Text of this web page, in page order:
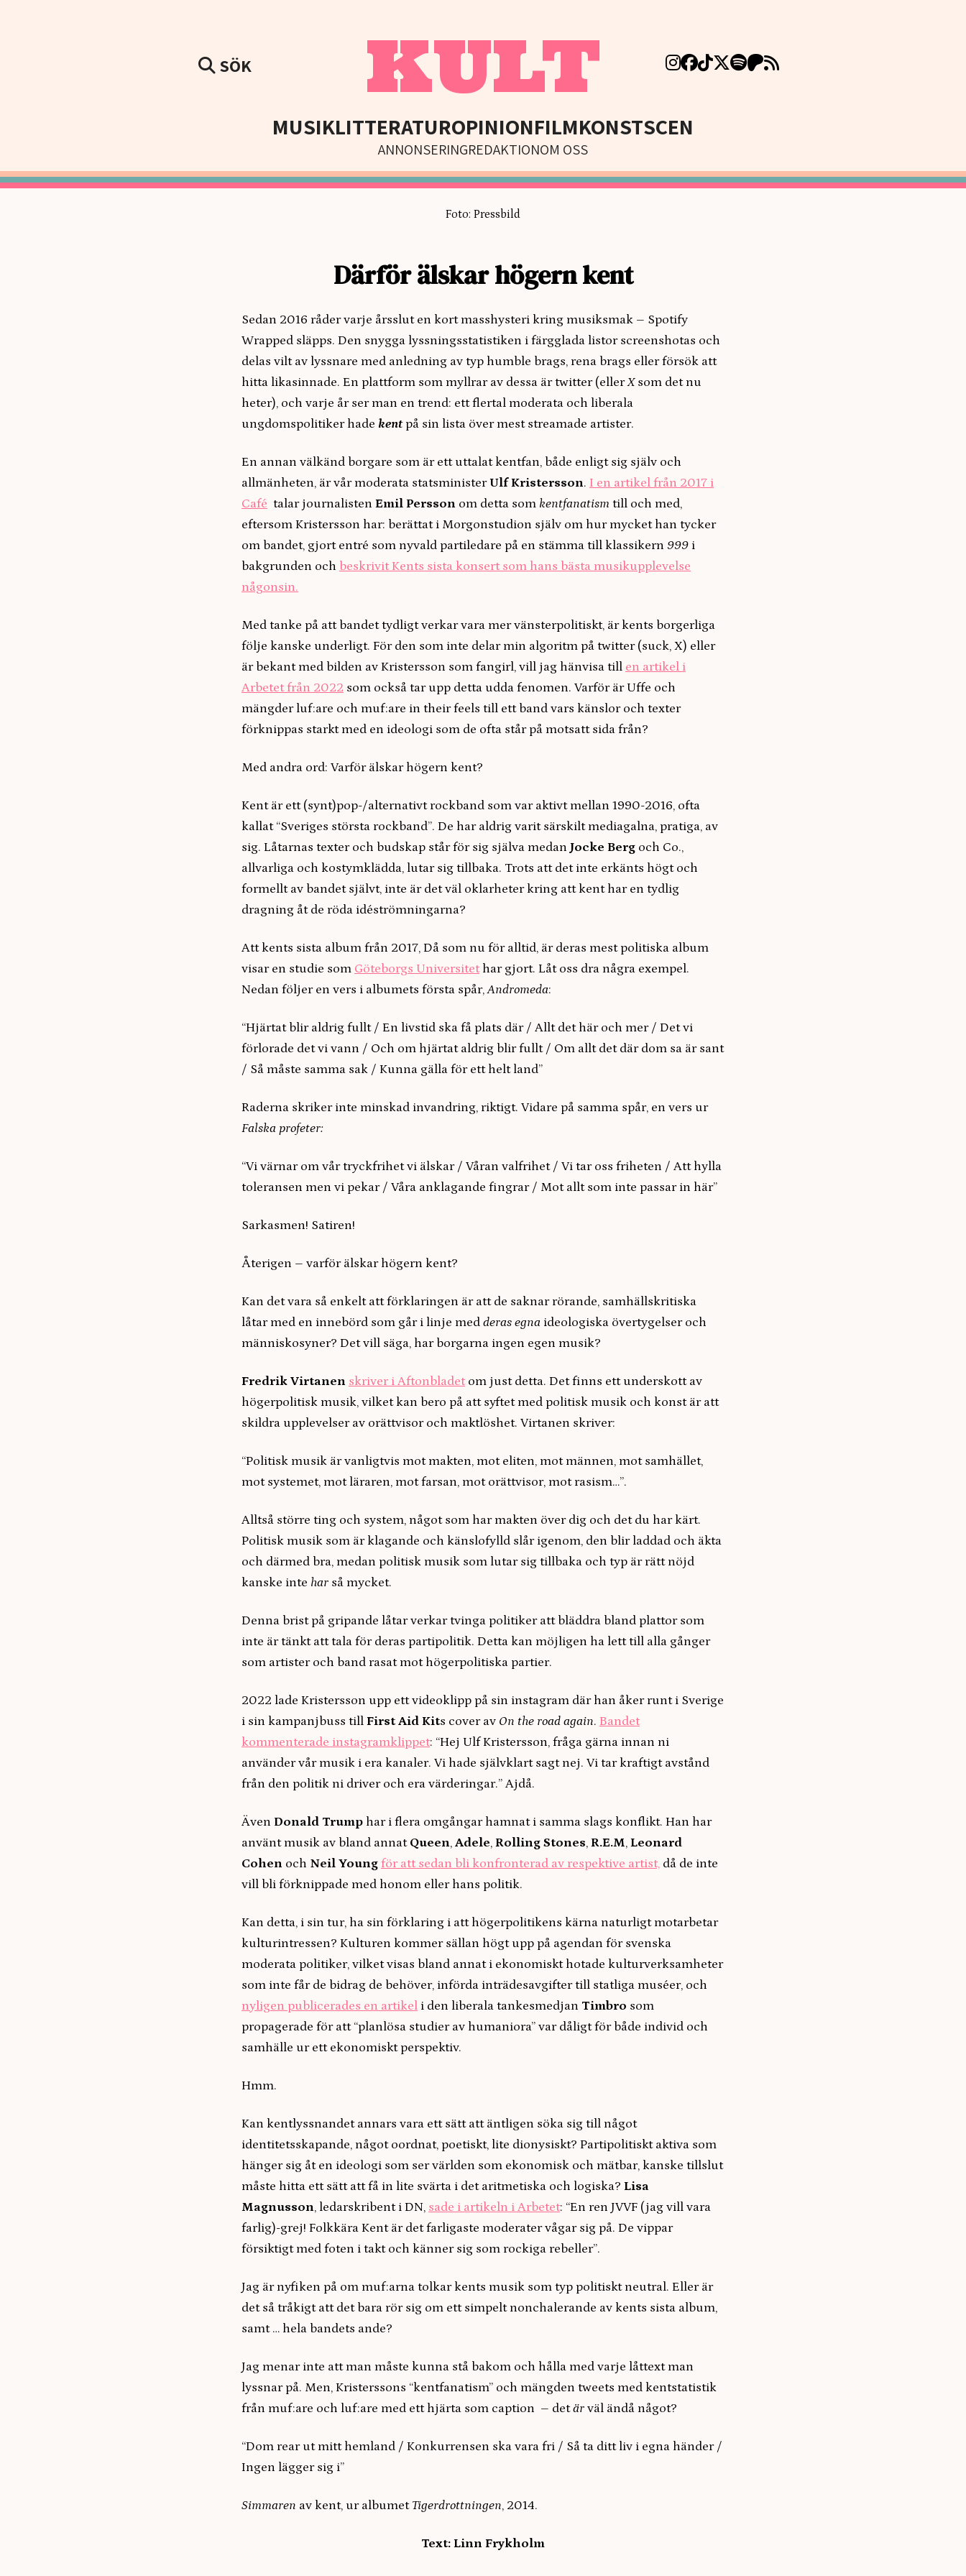
SÖK KULT
MUSIKLITTERATUROPINIONFILMKONSTSCEN
ANNONSERINGREDAKTIONOM OSS
Foto: Pressbild
Därför älskar högern kent
Sedan 2016 råder varje årsslut en kort masshysteri kring musiksmak – Spotify
Wrapped släpps. Den snygga lyssningsstatistiken i färgglada listor screenshotas och
delas vilt av lyssnare med anledning av typ humble brags, rena brags eller försök att
hitta likasinnade. En plattform som myllrar av dessa är twitter (ellerXsom det nu
heter), och varje år ser man en trend: ett flertal moderata och liberala
ungdomspolitiker hade kent på sin lista över mest streamade artister.
En annan välkänd borgare som är ett uttalat kentfan, både enligt sig själv och
allmänheten, är vår moderata statsministerUlf Kristersson. I en artikel från 2017 i
Café talar journalisten Emil Persson om detta som kentfanatism till och med,
eftersom Kristersson har: berättat i Morgonstudion själv om hur mycket han tycker
om bandet, gjort entré som nyvald partiledare på en stämma till klassikern 999 i
bakgrunden och beskrivit Kents sista konsert som hans bästa musikupplevelse
någonsin.
Med tanke på att bandet tydligt verkar vara mer vänsterpolitiskt, är kents borgerliga
följe kanske underligt. För den som inte delar min algoritm på twitter (suck, X) eller
är bekant med bilden av Kristersson som fangirl, vill jag hänvisa till en artikel i
Arbetet från 2022 som också tar upp detta udda fenomen. Varför är Uffe och
mängder luf:are och muf:are in their feels till ett band vars känslor och texter
förknippas starkt med en ideologi som de ofta står på motsatt sida från?
Med andra ord: Varför älskar högern kent?
Kent är ett (synt)pop-/alternativt rockband som var aktivt mellan 1990-2016, ofta
kallat “Sveriges största rockband”. De har aldrig varit särskilt mediagalna, pratiga, av
sig. Låtarnas texter och budskap står för sig själva medan Jocke Berg och Co.,
allvarliga och kostymklädda, lutar sig tillbaka. Trots att det inte erkänts högt och
formellt av bandet självt, inte är det väl oklarheter kring att kent har en tydlig
dragning åt de röda idéströmningarna?
Att kents sista album från 2017, Då som nu för alltid, är deras mest politiska album
visar en studie som Göteborgs Universitethar gjort. Låt oss dra några exempel.
Nedan följer en vers i albumets första spår,Andromeda:
“Hjärtat blir aldrig fullt / En livstid ska få plats där / Allt det här och mer / Det vi
förlorade det vi vann / Och om hjärtat aldrig blir fullt / Om allt det där dom sa är sant
/ Så måste samma sak / Kunna gälla för ett helt land”
Raderna skriker inte minskad invandring, riktigt. Vidare på samma spår, en vers ur
Falska profeter:
“Vi värnar om vår tryckfrihet vi älskar / Våran valfrihet / Vi tar oss friheten / Att hylla
toleransen men vi pekar / Våra anklagande fingrar / Mot allt som inte passar in här”
Sarkasmen! Satiren!
Återigen – varför älskar högern kent?
Kan det vara så enkelt att förklaringen är att de saknar rörande, samhällskritiska
låtar med en innebörd som går i linje med deras egna ideologiska övertygelser och
människosyner? Det vill säga, har borgarna ingen egen musik?
Fredrik Virtanen skriver i Aftonbladetom just detta. Det finns ett underskott av
högerpolitisk musik, vilket kan bero på att syftet med politisk musik och konst är att
skildra upplevelser av orättvisor och maktlöshet. Virtanen skriver:
“Politisk musik är vanligtvis mot makten, mot eliten, mot männen, mot samhället,
mot systemet, mot läraren, mot farsan, mot orättvisor, mot rasism…”.
Alltså större ting och system, något som har makten över dig och det du har kärt.
Politisk musik som är klagande och känslofylld slår igenom, den blir laddad och äkta
och därmed bra, medan politisk musik som lutar sig tillbaka och typ är rätt nöjd
kanske inte har så mycket.
Denna brist på gripande låtar verkar tvinga politiker att bläddra bland plattor som
inte är tänkt att tala för deras partipolitik. Detta kan möjligen ha lett till alla gånger
som artister och band rasat mot högerpolitiska partier.
2022 lade Kristersson upp ett videoklipp på sin instagram där han åker runt i Sverige
i sin kampanjbuss till First Aid Kits cover av On the road again. Bandet
kommenterade instagramklippet: “Hej Ulf Kristersson, fråga gärna innan ni
använder vår musik i era kanaler. Vi hade självklart sagt nej. Vi tar kraftigt avstånd
från den politik ni driver och era värderingar.” Ajdå.
Även Donald Trump har i flera omgångar hamnat i samma slags konflikt. Han har
använt musik av bland annat Queen, Adele, Rolling Stones, R.E.M, Leonard
Cohen och Neil Young för att sedan bli konfronterad av respektive artist, då de inte
vill bli förknippade med honom eller hans politik.
Kan detta, i sin tur, ha sin förklaring i att högerpolitikens kärna naturligt motarbetar
kulturintressen? Kulturen kommer sällan högt upp på agendan för svenska
moderata politiker, vilket visas bland annat i ekonomiskt hotade kulturverksamheter
som inte får de bidrag de behöver, införda inträdesavgifter till statliga muséer, och
nyligen publicerades en artikel i den liberala tankesmedjan Timbro som
propagerade för att “planlösa studier av humaniora” var dåligt för både individ och
samhälle ur ett ekonomiskt perspektiv.
Hmm.
Kan kentlyssnandet annars vara ett sätt att äntligen söka sig till något
identitetsskapande, något oordnat, poetiskt, lite dionysiskt? Partipolitiskt aktiva som
hänger sig åt en ideologi som ser världen som ekonomisk och mätbar, kanske tillslut
måste hitta ett sätt att få in lite svärta i det aritmetiska och logiska? Lisa
Magnusson, ledarskribent i DN, sade i artikeln i Arbetet: “En ren JVVF (jag vill vara
farlig)-grej! Folkkära Kent är det farligaste moderater vågar sig på. De vippar
försiktigt med foten i takt och känner sig som rockiga rebeller”.
Jag är nyfiken på om muf:arna tolkar kents musik som typ politiskt neutral. Eller är
det så tråkigt att det bara rör sig om ett simpelt nonchalerande av kents sista album,
samt … hela bandets ande?
Jag menar inte att man måste kunna stå bakom och hålla med varje låttext man
lyssnar på. Men, Kristerssons “kentfanatism” och mängden tweets med kentstatistik
från muf:are och luf:are med ett hjärta som caption – detär väl ändå något?
“Dom rear ut mitt hemland / Konkurrensen ska vara fri / Så ta ditt liv i egna händer /
Ingen lägger sig i”
Simmaren av kent, ur albumet Tigerdrottningen, 2014.
Text: Linn Frykholm